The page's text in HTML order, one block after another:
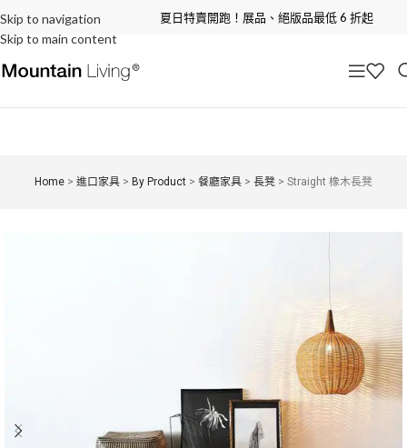
Skip to navigation
Skip to main content
夏日特賣開跑！展品、絕版品最低 6 折起
Home> 進口家具> By Product> 餐廳家具> 長凳> Straight 橡木長凳